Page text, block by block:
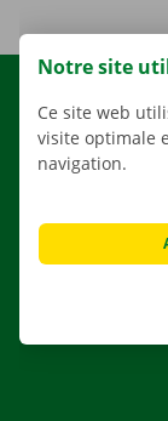
Notre site
Ce site web
visite optimale
navigation.